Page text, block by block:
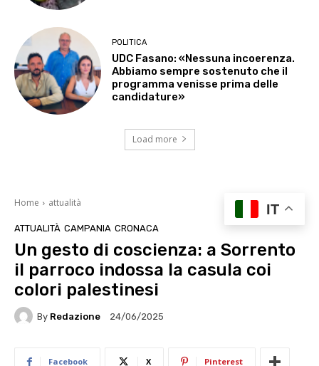
POLITICA
UDC Fasano: «Nessuna incoerenza.
Abbiamo sempre sostenuto che il
programma venisse prima delle
candidature»
Load more